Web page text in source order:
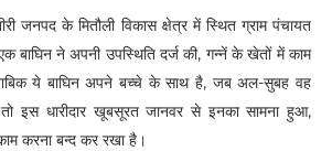
जनपद के मितौली विकास क्षेत्र में स्थित ग्राम पंचायत
बाघिन ने अपनी उपस्थिति दर्ज की, गन्नें के खेतों में काम
ये बाघिन अपने बच्चे के साथ है, जब अल-सुबह वह
इस धारीदार खूबसूरत जानवर से इनका सामना हुआ,
करना बन्द कर रखा है।